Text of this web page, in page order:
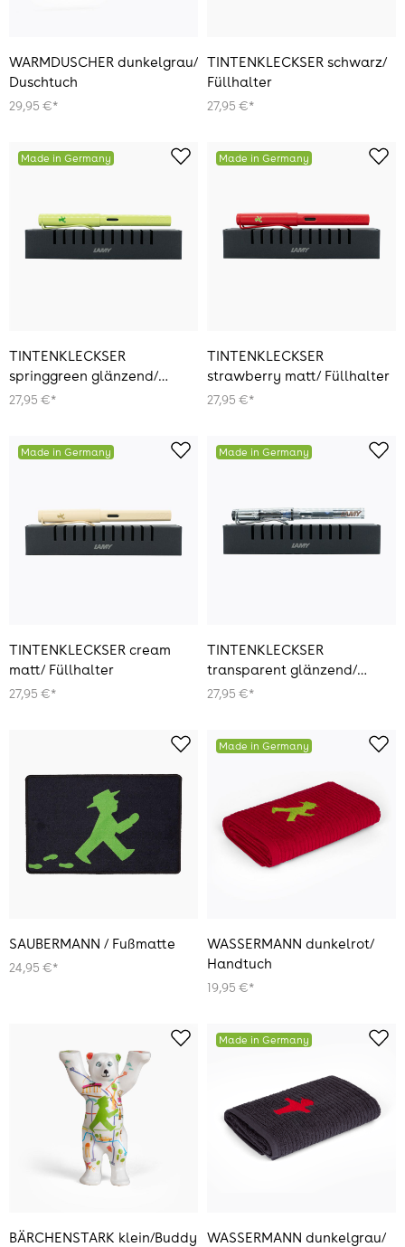
WARMDUSCHER dunkelgrau/
Duschtuch
29,95 €*
TINTENKLECKSER schwarz/
Füllhalter
27,95 €*
Made in Germany
TINTENKLECKSER
springgreen glänzend/
Füllhalter
27,95 €*
Made in Germany
TINTENKLECKSER
strawberry matt/ Füllhalter
27,95 €*
Made in Germany
TINTENKLECKSER cream
matt/ Füllhalter
27,95 €*
Made in Germany
TINTENKLECKSER
transparent glänzend/
Füllhalter
27,95 €*
SAUBERMANN / Fußmatte
24,95 €*
Made in Germany
WASSERMANN dunkelrot/
Handtuch
19,95 €*
BÄRCHENSTARK klein/Buddy
Made in Germany
WASSERMANN dunkelgrau/